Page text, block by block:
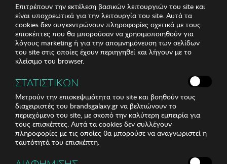
Επιτρέπουν την εκτέλεση βασικών λειτουργιών του site και
είναι υποχρεωτικά για την λειτουργία του site. Αυτά τα
cookies δεν συγκεντρώνουν πληροφορίες σχετικά με τους
επισκέπτες που θα μπορούσαν να χρησιμοποιηθούν για
λόγους marketing ή για την απομνημόνευση των σελίδων
του site στις οποίες έχουν περιηγηθεί και λήγουν με το
κλείσιμο του browser.
ΣΤΑΤΙΣΤΙΚΩΝ
Μετρούν την επισκεψιμότητα του site και βοηθούν τους
διαχειριστές του brandsgalaxy.gr να βελτιώνουν το
περιεχόμενο του site, με σκοπό την καλύτερη εμπειρία για
τους επισκέπτες. Αυτά τα cookies δεν συλλέγουν
πληροφορίες με τις οποίες θα μπορούσε να αναγνωριστεί η
ταυτότητά του επισκέπτη.